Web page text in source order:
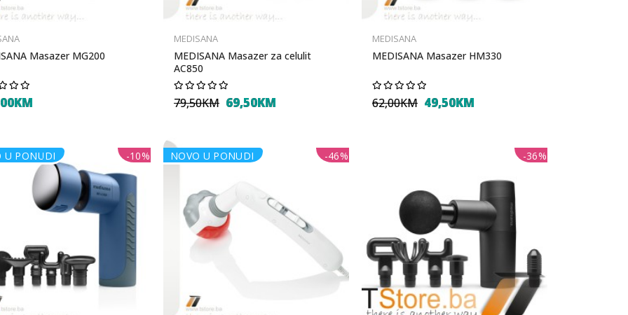
Masazer MG200
MEDISANA
MEDISANA Masazer za celulit
AC850
79,50KM 69,50KM
MEDISANA
MEDISANA Masazer HM330
62,00KM 49,50KM
U PONUDI -10% NOVO U PONUDI -46% -36%